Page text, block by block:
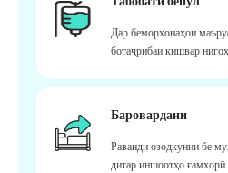
Дар беморхонаҳои
ботаҷрибаи кишвар
Баровардани
Раванди озодкунии бе
дигар иншоотҳо